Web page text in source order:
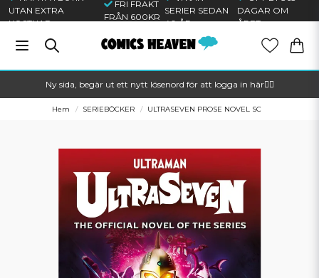
UTAN EXTRA
KOSTNAD
FRI FRAKT
FRÅN 600KR
SERIER SEDAN
40 ÅR
DAGAR OM
ÅRET
Ny sida, begär ut ett nytt lösenord för att logga in här🦸‍♂️
Hem SERIEBÖCKER ULTRASEVEN PROSE NOVEL SC